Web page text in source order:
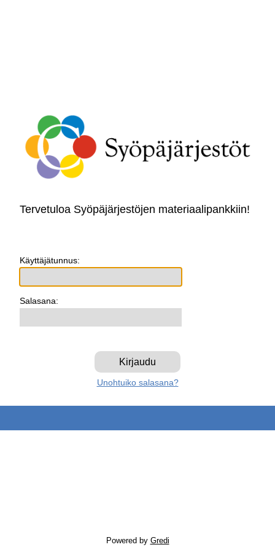
Tervetuloa Syöpäjärjestöjen materiaalipankkiin!
Käyttäjätunnus:
Salasana:
Unohtuiko salasana?
Powered by Gredi